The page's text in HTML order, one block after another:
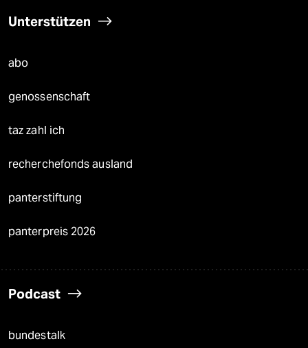
Unterstützen
abo
genossenschaft
taz zahl ich
recherchefonds ausland
panterstiftung
panterpreis 2026
Podcast
bundestalk